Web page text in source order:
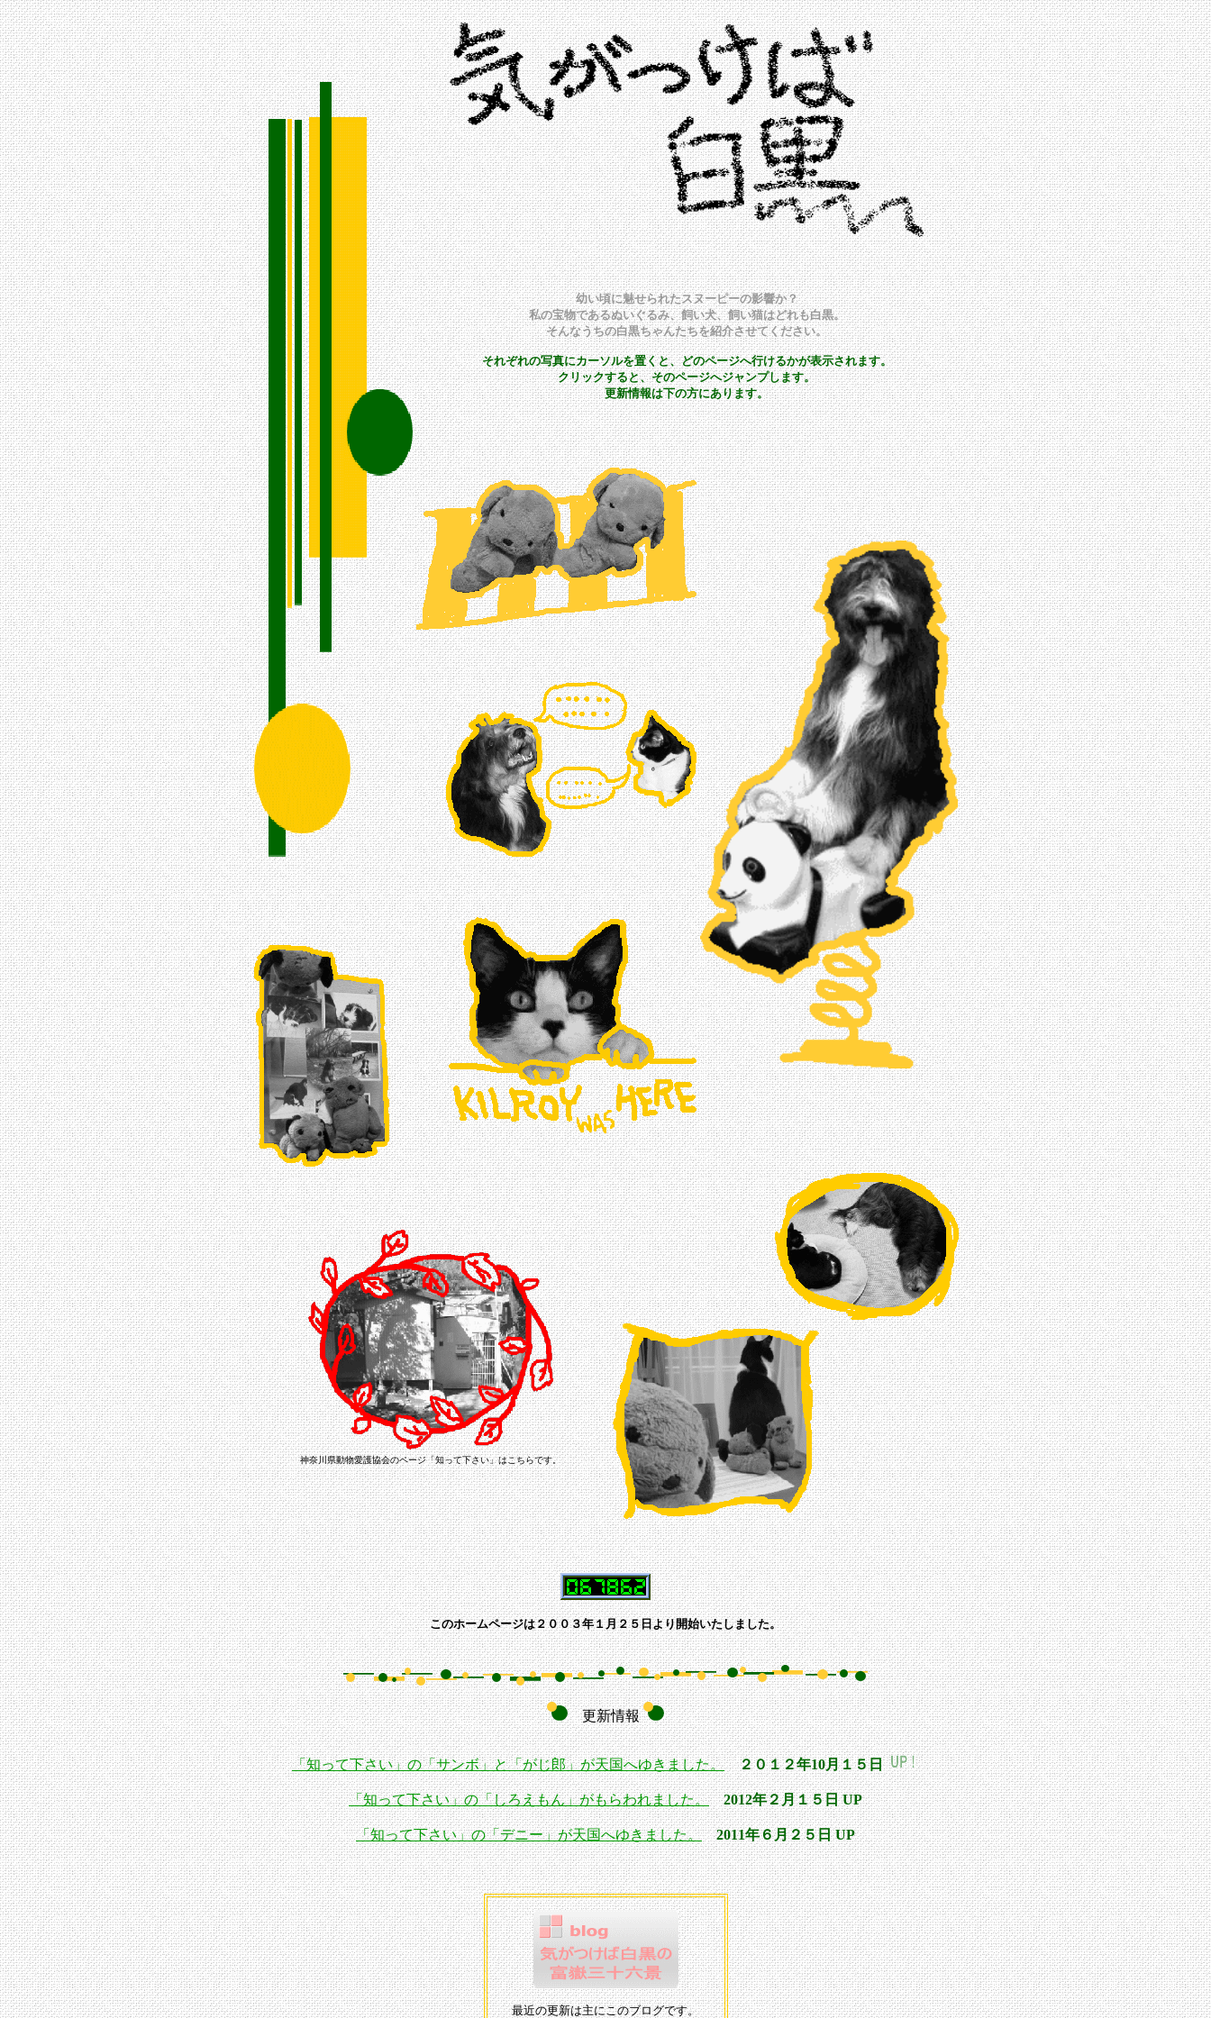
幼い頃に魅せられたスヌーピーの影響か？
私の宝物であるぬいぐるみ、飼い犬、飼い猫はどれも白黒。
そんなうちの白黒ちゃんたちを紹介させてください。
それぞれの写真にカーソルを置くと、どのページへ行けるかが表示されます。
クリックすると、そのページへジャンプします。
更新情報は下の方にあります。
神奈川県動物愛護協会のページ「知って下さい」はこちらです。
このホームページは２００３年１月２５日より開始いたしました。
更新情報
「知って下さい」の「サンボ」と「がじ郎」が天国へゆきました。 ２０１２年10月１５日
「知って下さい」の「しろえもん」がもらわれました。 2012年２月１５日 UP
「知って下さい」の「デニー」が天国へゆきました。 2011年６月２５日 UP
最近の更新は主にこのブログです。